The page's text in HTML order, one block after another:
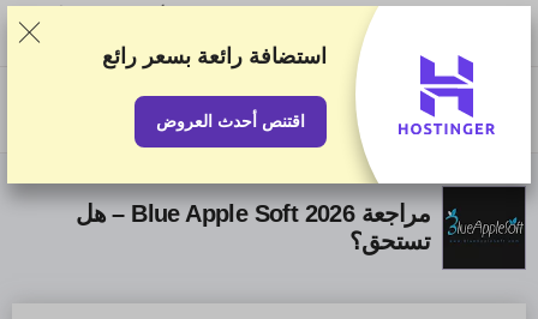
نصنف الخدمات بناء على اختبارات وبحوث صارمة، لكننا نأخذ في الاعتبار أيضًا
تقييماتكم وملاحظاتكم واتفاقياتنا التجارية مع مقدمي الخدمات الآخرين. تحتوي
هذه الصفحة على روابط تابعة.
الإفصاح الإعلاني
US$
مراجعة Blue Apple Soft 2026 – هل
تستحق؟
استضافة رائعة بسعر رائع
اقتنص أحدث العروض